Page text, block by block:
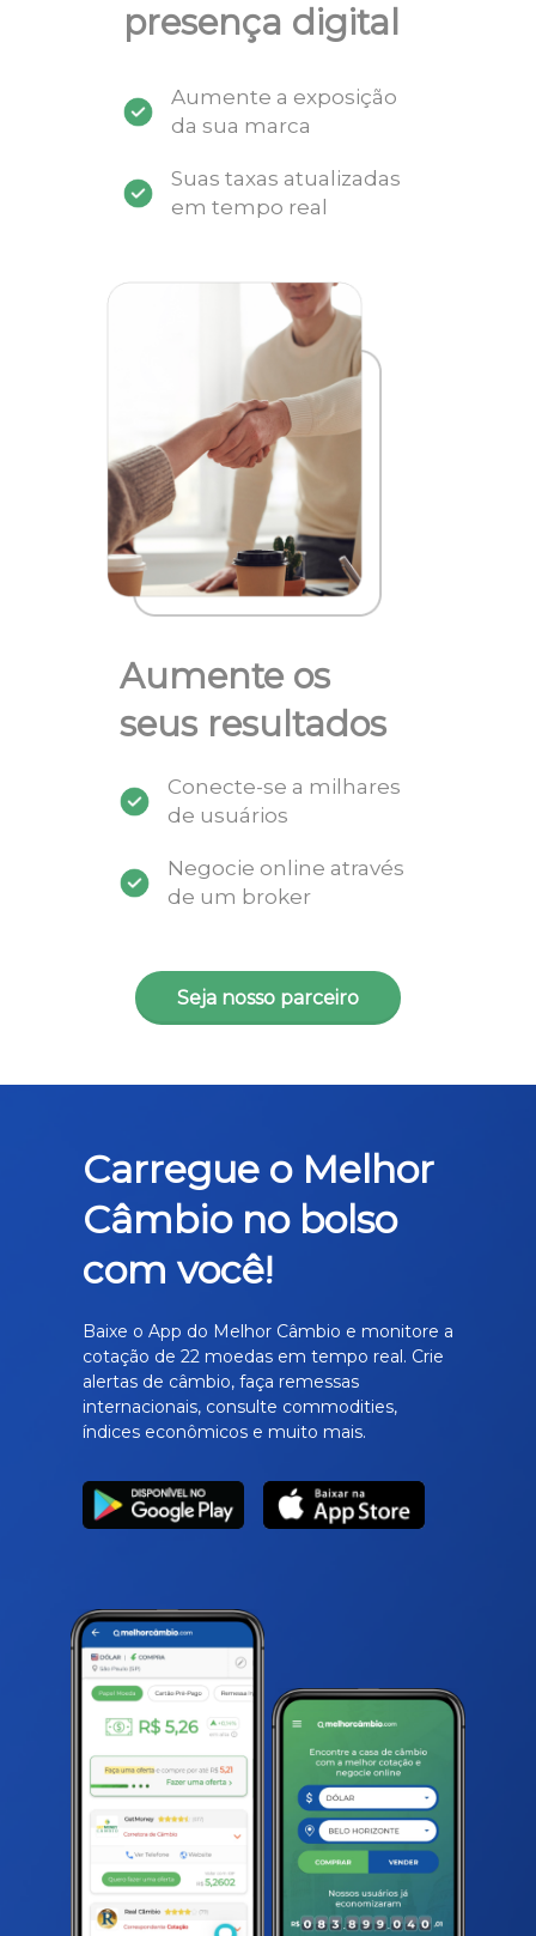
presença digital
Aumente a exposição
da sua marca
Suas taxas atualizadas
em tempo real
Aumente os
seus resultados
Conecte-se a milhares
de usuários
Negocie online através
de um broker
Seja nosso parceiro
Carregue o Melhor
Câmbio no bolso
com você!
Baixe o App do Melhor Câmbio e monitore a
cotação de 22 moedas em tempo real. Crie
alertas de câmbio, faça remessas
internacionais, consulte commodities,
índices econômicos e muito mais.